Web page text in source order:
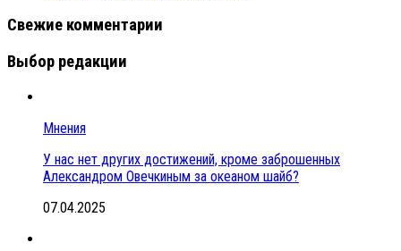
Свежие комментарии
Выбор редакции
Мнения
У нас нет других достижений, кроме заброшенных
Александром Овечкиным за океаном шайб?
07.04.2025